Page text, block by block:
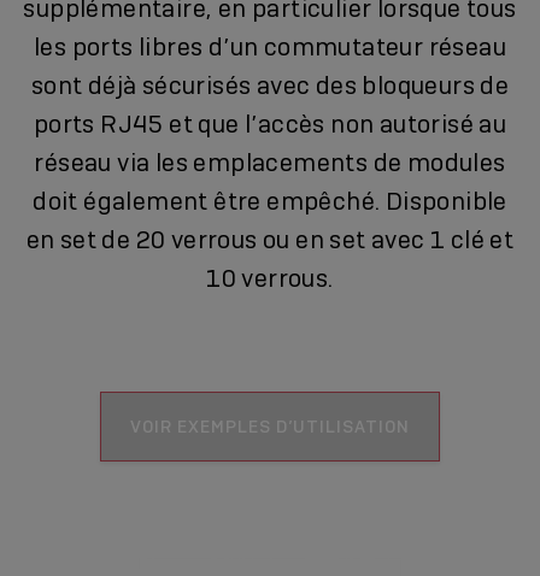
supplémentaire, en particulier lorsque tous
les ports libres d’un commutateur réseau
sont déjà sécurisés avec des bloqueurs de
ports RJ45 et que l’accès non autorisé au
réseau via les emplacements de modules
doit également être empêché. Disponible
en set de 20 verrous ou en set avec 1 clé et
10 verrous.
VOIR EXEMPLES D’UTILISATION